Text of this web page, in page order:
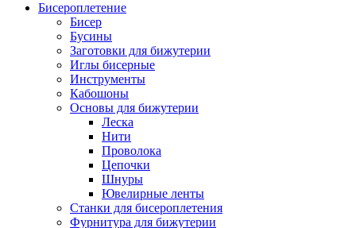
Бисероплетение
Бисер
Бусины
Заготовки для бижутерии
Иглы бисерные
Инструменты
Кабошоны
Основы для бижутерии
Леска
Нити
Проволока
Цепочки
Шнуры
Ювелирные ленты
Станки для бисероплетения
Фурнитура для бижутерии